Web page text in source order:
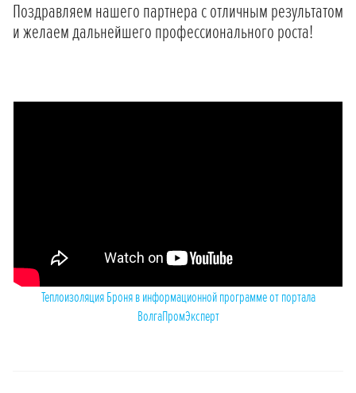
Поздравляем нашего партнера с отличным результатом
и желаем дальнейшего профессионального роста!
Теплоизоляция Броня в информационной программе от портала
ВолгаПромЭксперт